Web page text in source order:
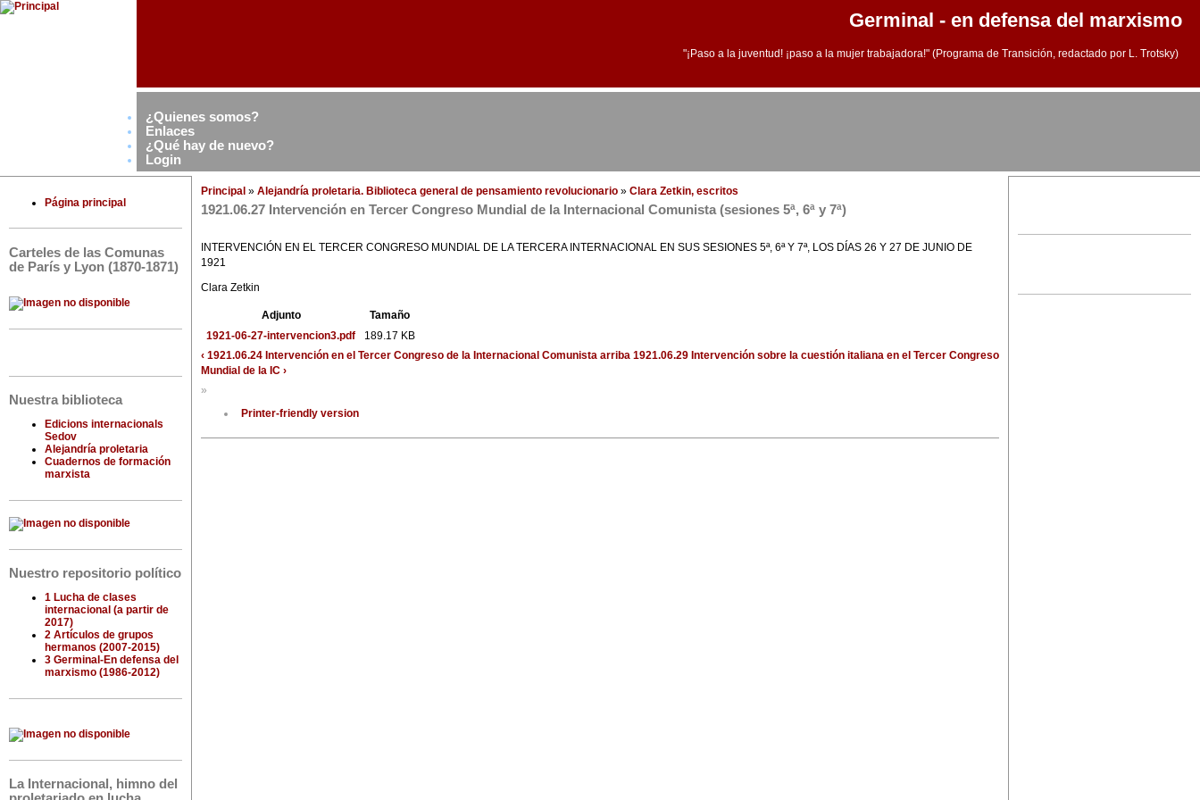
Germinal - en defensa del marxismo
"¡Paso a la juventud! ¡paso a la mujer trabajadora!" (Programa de Transición, redactado por L. Trotsky)
¿Quienes somos?
Enlaces
¿Qué hay de nuevo?
Login
Página principal
Carteles de las Comunas
de París y Lyon (1870-1871)
Nuestra biblioteca
Edicions internacionals
Sedov
Alejandría proletaria
Cuadernos de formación
marxista
Nuestro repositorio político
1 Lucha de clases
internacional (a partir de
2017)
2 Artículos de grupos
hermanos (2007-2015)
3 Germinal-En defensa del
marxismo (1986-2012)
La Internacional, himno del
Principal » Alejandría proletaria. Biblioteca general de pensamiento revolucionario » Clara Zetkin, escritos
1921.06.27 Intervención en Tercer Congreso Mundial de la Internacional Comunista (sesiones 5ª, 6ª y 7ª)
INTERVENCIÓN EN EL TERCER CONGRESO MUNDIAL DE LA TERCERA INTERNACIONAL EN SUS SESIONES 5ª, 6ª Y 7ª, LOS DÍAS 26 Y 27 DE JUNIO DE
1921
Clara Zetkin
Adjunto
Tamaño
1921-06-27-intervencion3.pdf
189.17 KB
‹ 1921.06.24 Intervención en el Tercer Congreso de la Internacional Comunista arriba 1921.06.29 Intervención sobre la cuestión italiana en el Tercer Congreso
Mundial de la IC ›
»
Printer-friendly version